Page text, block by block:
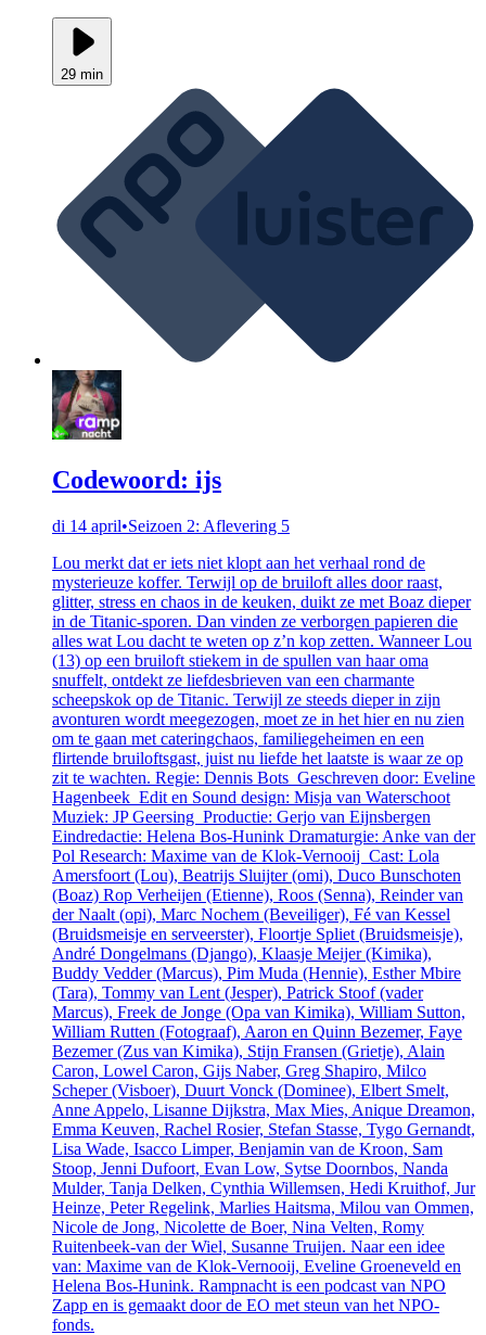
29 min
Codewoord: ijs
di 14 april•Seizoen 2: Aflevering 5
Lou merkt dat er iets niet klopt aan het verhaal rond de
mysterieuze koffer. Terwijl op de bruiloft alles door raast,
glitter, stress en chaos in de keuken, duikt ze met Boaz dieper
in de Titanic-sporen. Dan vinden ze verborgen papieren die
alles wat Lou dacht te weten op z’n kop zetten. Wanneer Lou
(13) op een bruiloft stiekem in de spullen van haar oma
snuffelt, ontdekt ze liefdesbrieven van een charmante
scheepskok op de Titanic. Terwijl ze steeds dieper in zijn
avonturen wordt meegezogen, moet ze in het hier en nu zien
om te gaan met cateringchaos, familiegeheimen en een
flirtende bruiloftsgast, juist nu liefde het laatste is waar ze op
zit te wachten. Regie: Dennis Bots Geschreven door: Eveline
Hagenbeek Edit en Sound design: Misja van Waterschoot
Muziek: JP Geersing Productie: Gerjo van Eijnsbergen
Eindredactie: Helena Bos-Hunink Dramaturgie: Anke van der
Pol Research: Maxime van de Klok-Vernooij Cast: Lola
Amersfoort (Lou), Beatrijs Sluijter (omi), Duco Bunschoten
(Boaz) Rop Verheijen (Etienne), Roos (Senna), Reinder van
der Naalt (opi), Marc Nochem (Beveiliger), Fé van Kessel
(Bruidsmeisje en serveerster), Floortje Spliet (Bruidsmeisje),
André Dongelmans (Django), Klaasje Meijer (Kimika),
Buddy Vedder (Marcus), Pim Muda (Hennie), Esther Mbire
(Tara), Tommy van Lent (Jesper), Patrick Stoof (vader
Marcus), Freek de Jonge (Opa van Kimika), William Sutton,
William Rutten (Fotograaf), Aaron en Quinn Bezemer, Faye
Bezemer (Zus van Kimika), Stijn Fransen (Grietje), Alain
Caron, Lowel Caron, Gijs Naber, Greg Shapiro, Milco
Scheper (Visboer), Duurt Vonck (Dominee), Elbert Smelt,
Anne Appelo, Lisanne Dijkstra, Max Mies, Anique Dreamon,
Emma Keuven, Rachel Rosier, Stefan Stasse, Tygo Gernandt,
Lisa Wade, Isacco Limper, Benjamin van de Kroon, Sam
Stoop, Jenni Dufoort, Evan Low, Sytse Doornbos, Nanda
Mulder, Tanja Delken, Cynthia Willemsen, Hedi Kruithof, Jur
Heinze, Peter Regelink, Marlies Haitsma, Milou van Ommen,
Nicole de Jong, Nicolette de Boer, Nina Velten, Romy
Ruitenbeek-van der Wiel, Susanne Truijen. Naar een idee
van: Maxime van de Klok-Vernooij, Eveline Groeneveld en
Helena Bos-Hunink. Rampnacht is een podcast van NPO
Zapp en is gemaakt door de EO met steun van het NPO-
fonds.